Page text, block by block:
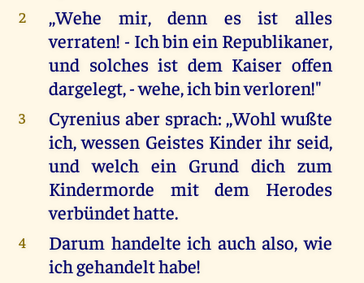
2
,,Wehe mir, denn es ist alles
verraten! - Ich bin ein Republikaner,
und solches ist dem Kaiser offen
dargelegt, - wehe, ich bin verloren!"
3
Cyrenius aber sprach: ,,Wohl wußte
ich, wessen Geistes Kinder ihr seid,
und welch ein Grund dich zum
Kindermorde mit dem Herodes
verbündet hatte.
4
Darum handelte ich auch also, wie
ich gehandelt habe!